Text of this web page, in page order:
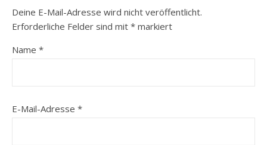
Deine E-Mail-Adresse wird nicht veröffentlicht.
Erforderliche Felder sind mit * markiert
Name *
E-Mail-Adresse *